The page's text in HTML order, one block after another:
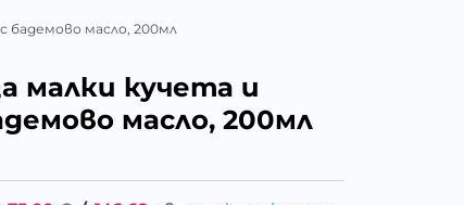
бадемово масло, 200мл
малки кучета и
масло, 200мл